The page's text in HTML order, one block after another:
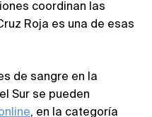
coordinan las
Roja es una de esas
de sangre en la
Sur se pueden
, en la categoría